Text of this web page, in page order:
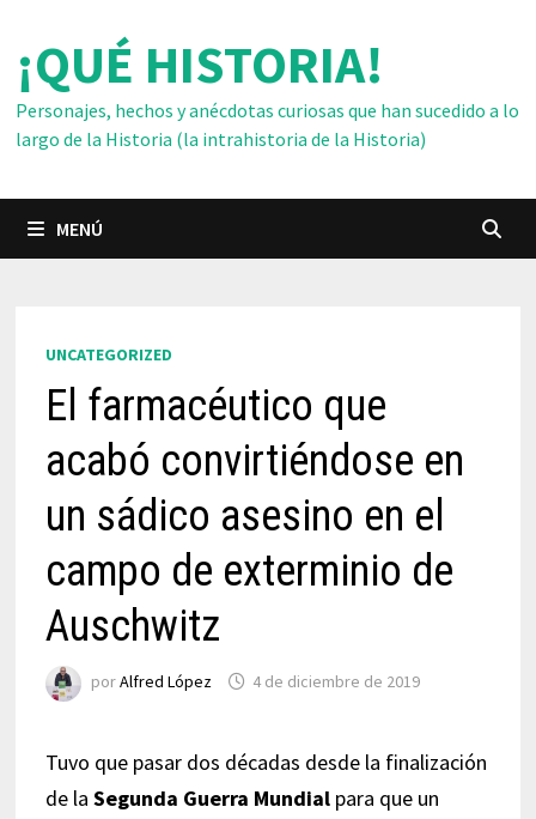
contenido
¡QUÉ HISTORIA!
Personajes, hechos y anécdotas curiosas que han sucedido a lo
largo de la Historia (la intrahistoria de la Historia)
MENÚ
UNCATEGORIZED
El farmacéutico que
acabó convirtiéndose en
un sádico asesino en el
campo de exterminio de
Auschwitz
porAlfred López 4 de diciembre de 2019
Tuvo que pasar dos décadas desde la finalización
de la Segunda Guerra Mundialpara que un